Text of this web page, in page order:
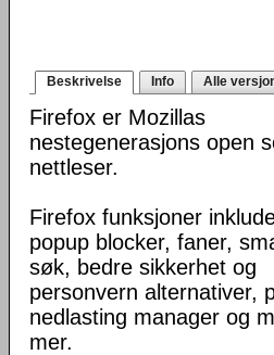
Beskrivelse Info Alle
Firefox er Mozillas
nestegenerasjons open
nettleser.
Firefox funksjoner
popup blocker, faner,
søk, bedre sikkerhet og
personvern alternativer,
nedlasting manager og
mer.